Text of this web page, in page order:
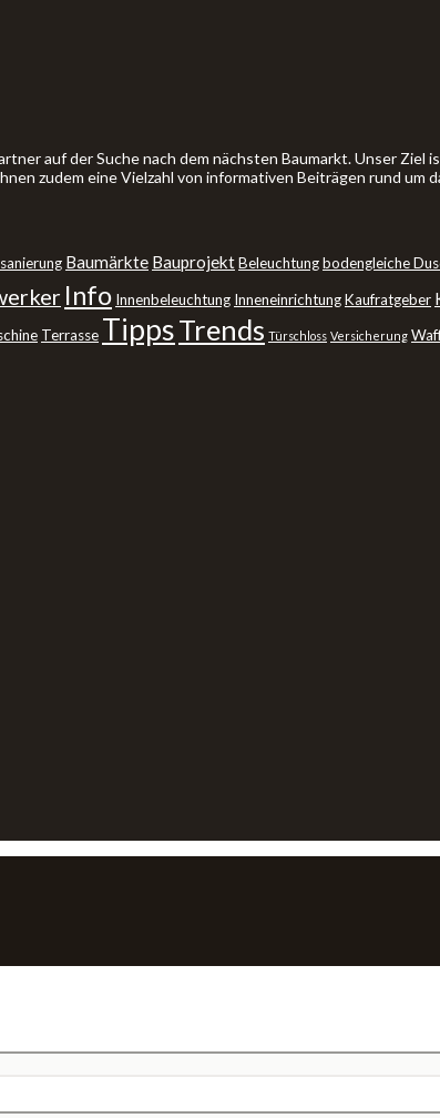
auf der Suche nach dem nächsten Baumarkt. Unser
zudem eine Vielzahl von informativen Beiträgen rund um
Baumärkte BauprojektBeleuchtungbodengleiche
Info Innenbeleuchtung InneneinrichtungKaufratgeber
Terrasse TippsTrends Türschloss Versicherung